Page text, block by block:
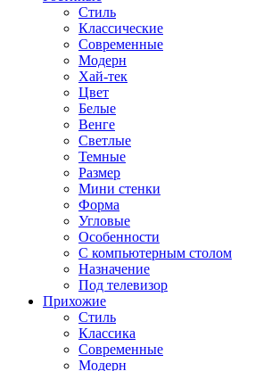
Стиль
Классические
Современные
Модерн
Хай-тек
Цвет
Белые
Венге
Светлые
Темные
Размер
Мини стенки
Форма
Угловые
Особенности
С компьютерным столом
Назначение
Под телевизор
Прихожие
Стиль
Классика
Современные
Модерн